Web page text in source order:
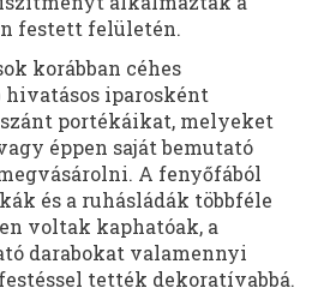
festett felületén.
korábban céhes
hivatásos iparosként
portékáikat, melyeket
éppen saját bemutató
A fenyőfából
és a ruhásládák többféle
voltak kaphatóak, a
darabokat valamennyi
tették dekoratívabbá.